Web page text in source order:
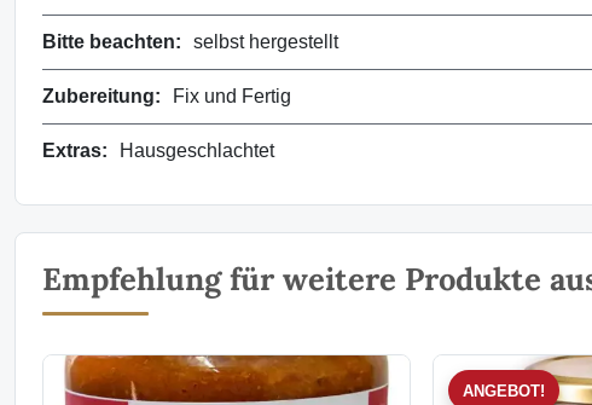
Bitte beachten: selbst hergestellt
Zubereitung: Fix und Fertig
Extras: Hausgeschlachtet
Empfehlung für weitere Produkte
ANGEBOT!